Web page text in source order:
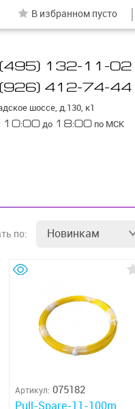
(495) 132-11-02
(926) 412-74-44
шоссе, д.130, к1
10:00 до 18:00 по МСК
В избранном пусто
по: Новинкам
Артикул: 075182
Pull-Spare-11-100m